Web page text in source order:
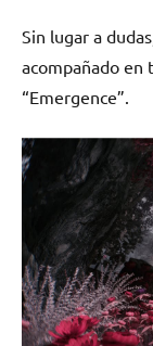
Sin lugar a
acompañado en
“Emergence”.